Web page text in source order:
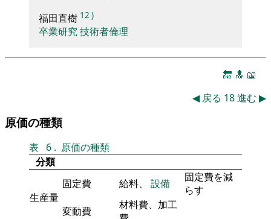
福田直樹 12 )
卒業研究技術者倫理
🔚 🔝 📖
◀ 戻る 18進む ▶
原価の種類
表 6 . 原価の種類
分類
生産量
固定費 給料、 設備
固定費を減
らす
変動費
材料費、加工